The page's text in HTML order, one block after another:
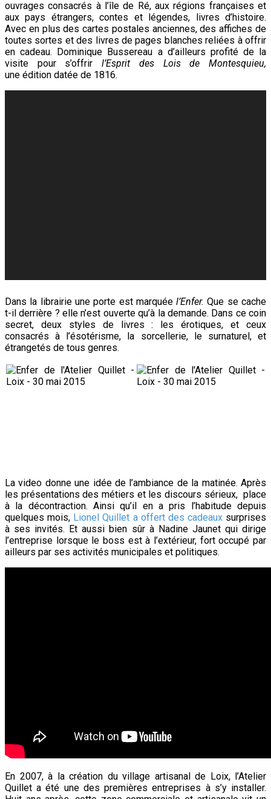
ouvrages consacrés à l’île de Ré, aux régions françaises et
aux pays étrangers, contes et légendes, livres d’histoire.
Avec en plus des cartes postales anciennes, des affiches de
toutes sortes et des livres de pages blanches reliées à offrir
en cadeau. Dominique Bussereau a d’ailleurs profité de la
visite pour s’offrirl’Esprit des Lois de Montesquieu,
une édition datée de 1816.
Dans la librairie une porte est marquéel’Enfer.Que se cache
t-il derrière ? elle n’est ouvertequ’à la demande. Dans ce coin
secret, deux styles de livres : les érotiques, et ceux
consacrés à l’ésotérisme, la sorcellerie, le surnaturel, et
étrangetés de tous genres.
La video donne une idée de l’ambiance de la matinée. Après
les présentations des métiers et les discours sérieux, place
à la décontraction. Ainsi qu’il en a pris l’habitude depuis
quelques mois, Lionel Quillet a offert des cadeauxsurprises
à ses invités. Et aussi bien sûr à Nadine Jaunet qui dirige
l’entreprise lorsque le boss est à l’extérieur, fort occupé par
ailleurs par ses activités municipales et politiques.
En 2007, à la création du village artisanal de Loix, l’Atelier
Quillet a été une des premières entreprises à s’y installer.